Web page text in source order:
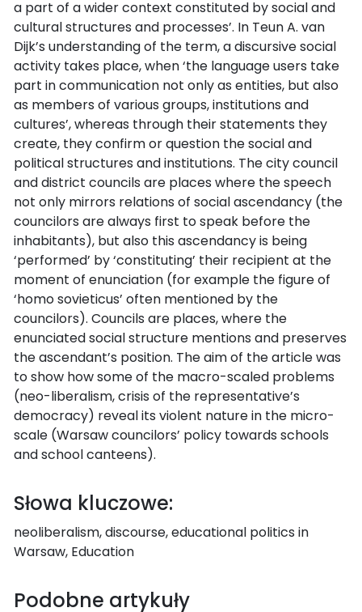
a part of a wider context constituted by social and
cultural structures and processes’. In Teun A. van
Dijk’s understanding of the term, a discursive social
activity takes place, when ‘the language users take
part in communication not only as entities, but also
as members of various groups, institutions and
cultures’, whereas through their statements they
create, they confirm or question the social and
political structures and institutions. The city council
and district councils are places where the speech
not only mirrors relations of social ascendancy (the
councilors are always first to speak before the
inhabitants), but also this ascendancy is being
‘performed’ by ‘constituting’ their recipient at the
moment of enunciation (for example the figure of
‘homo sovieticus’ often mentioned by the
councilors). Councils are places, where the
enunciated social structure mentions and preserves
the ascendant’s position. The aim of the article was
to show how some of the macro-scaled problems
(neo-liberalism, crisis of the representative’s
democracy) reveal its violent nature in the micro-
scale (Warsaw councilors’ policy towards schools
and school canteens).
Słowa kluczowe:
neoliberalism, discourse, educational politics in
Warsaw, Education
Podobne artykuły